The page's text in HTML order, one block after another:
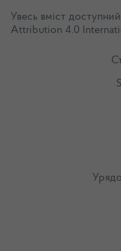
Увесь вміст доступний
Attribution 4.0